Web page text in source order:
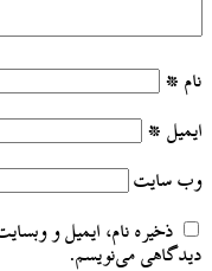
نام *
ایمیل *
وب‌ سایت
ذخیره نام، ایمیل و
دیدگاهی می‌نویسم.